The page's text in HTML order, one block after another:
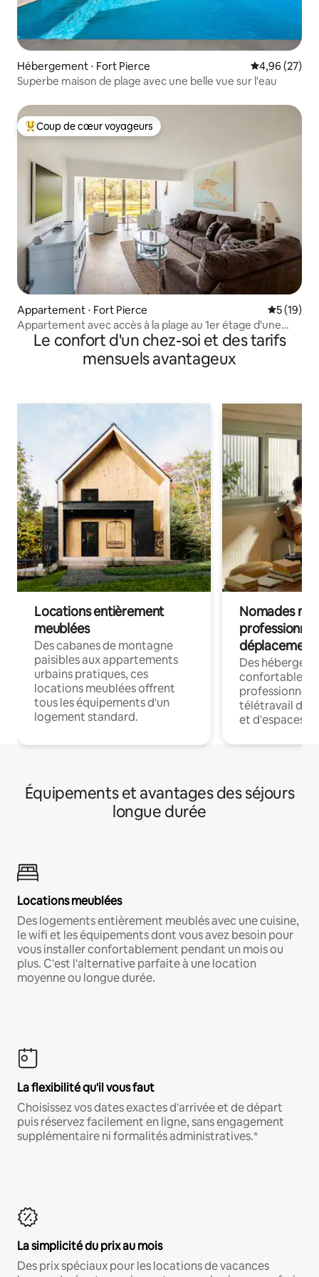
Hébergement ⋅ Fort Pierce Évaluation
4,96 (27)
Superbe maison de plage avec une belle vue sur l'eau
Coups de cœur voyageurs les plus appréciés
Coup de cœur voyageurs
Appartement ⋅ Fort Pierce
5 (19)
Appartement avec accès à la plage au 1er étage d'une
retraite à Ocean Village
Le confort d'un chez-soi et des tarifs
mensuels avantageux
Locations entièrement
meublées
Des cabanes de montagne
paisibles aux appartements
urbains pratiques, ces
locations meublées offrent
tous les équipements d'un
logement standard.
Nomades
déplacement
Des
confortables
professionnels
télétravail
et d'espaces
Équipements et avantages des séjours
longue durée
Locations meublées
Des logements entièrement meublés avec une cuisine,
le wifi et les équipements dont vous avez besoin pour
vous installer confortablement pendant un mois ou
plus. C'est l'alternative parfaite à une location
moyenne ou longue durée.
La flexibilité qu'il vous faut
Choisissez vos dates exactes d'arrivée et de départ
puis réservez facilement en ligne, sans engagement
supplémentaire ni formalités administratives.*
La simplicité du prix au mois
Des prix spéciaux pour les locations de vacances